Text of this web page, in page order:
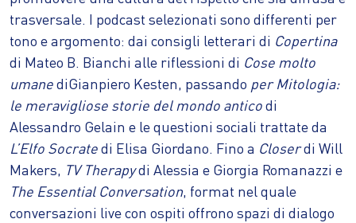
trasversale. I podcast selezionati sono differenti per
tono e argomento: dai consigli letterari di Copertina
di Mateo B. Bianchi alle riflessioni di Cose molto
umanediGianpiero Kesten, passando per Mitologia:
le meravigliose storie del mondo anticodi
Alessandro Gelain e le questioni sociali trattate da
L’Elfo Socratedi Elisa Giordano. Fino a Closerdi Will
Makers, TV Therapydi Alessia e Giorgia Romanazzi e
The Essential Conversation, format nel quale
conversazioni live con ospiti offrono spazi di dialogo